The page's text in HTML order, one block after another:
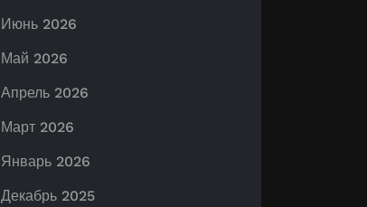
Июнь 2026
Май 2026
Апрель 2026
Март 2026
Январь 2026
Декабрь 2025